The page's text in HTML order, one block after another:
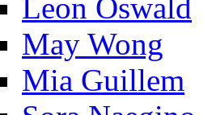
Leon Oswald
May Wong
Mia Guillem